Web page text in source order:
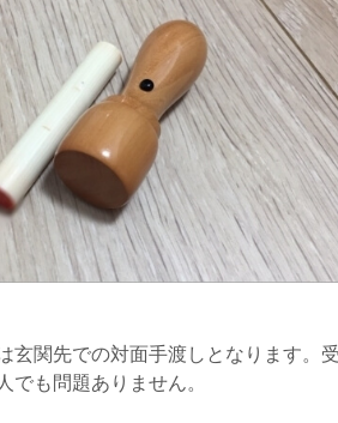
玄関先での対面手渡しとなります。
でも問題ありません。